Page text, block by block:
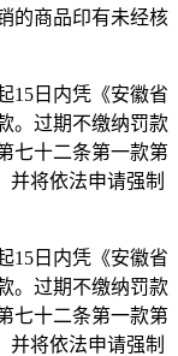
的商品印有未经核
日内凭《安徽省
。过期不缴纳罚款
七十二条第一款第
并将依法申请强制
日内凭《安徽省
。过期不缴纳罚款
七十二条第一款第
并将依法申请强制